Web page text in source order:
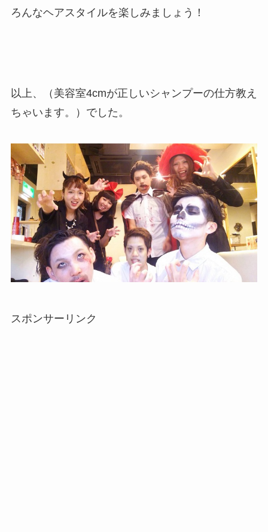
ろんなヘアスタイルを楽しみましょう！
以上、（美容室4cmが正しいシャンプーの仕方教え
ちゃいます。）でした。
スポンサーリンク